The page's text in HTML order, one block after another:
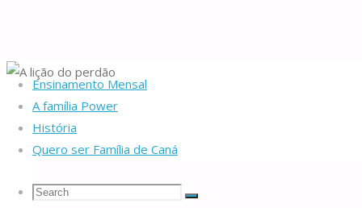
Ensinamento Mensal
A família Power
História
Quero ser Família de Caná
Search
Search
Search
Home
Da nascente Em Caná da Galileia...